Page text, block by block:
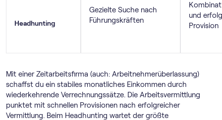
Headhunting
Gezielte Suche nach
Führungskräften
und
Provision
Mit einer Zeitarbeitsfirma (auch: Arbeitnehmerüberlassung)
schaffst du ein stabiles monatliches Einkommen durch
wiederkehrende Verrechnungssätze. Die Arbeitsvermittlung
punktet mit schnellen Provisionen nach erfolgreicher
Vermittlung. Beim Headhunting wartet der größte